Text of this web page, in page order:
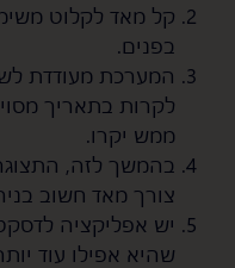
קל מאד לקלוט
בפנים.
המערכת מעודדת
לקרות בתאריך
ממש יקרו.
בהמשך לזה,
צורך מאד חשוב
יש אפליקציה
שהיא אפילו עוד